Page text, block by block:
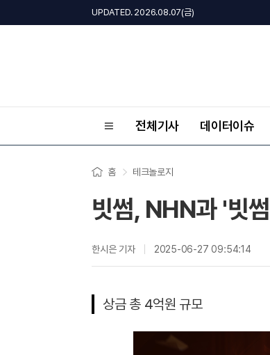
UPDATED. 2026.08.07(금)
전체기사 데이터이슈
홈 테크놀로지
빗썸, NHN과 '빗
한시은 기자 2025-06-27 09:54:14
상금 총 4억원 규모